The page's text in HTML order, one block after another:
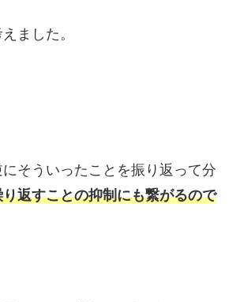
ました。
そういったことを振り返って分
返すことの抑制にも繋がるので